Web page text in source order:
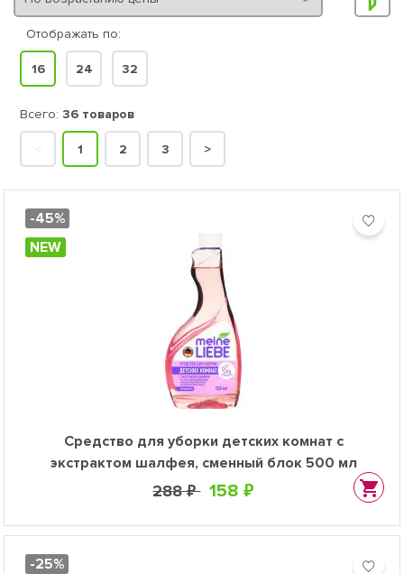
Отображать по:
16 24 32
Всего: 36 товаров
1 2 3 >
-45%
NEW
Средство для уборки детских комнат с
экстрактом шалфея, сменный блок 500 мл
288 ₽ 158 ₽
-25%